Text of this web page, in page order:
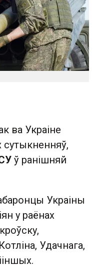
ва Украіне
сутыкненняў,
ў ранішняй
Украіны
у раёнах
Удачнага,